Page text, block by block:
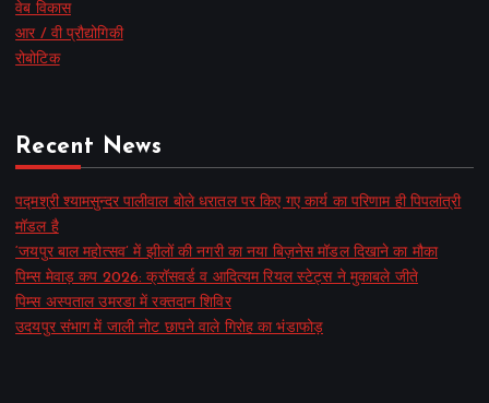
वेब विकास
आर / वी प्रौद्योगिकी
रोबोटिक
Recent News
पद्मश्री श्यामसुन्दर पालीवाल बोले धरातल पर किए गए कार्य का परिणाम ही पिपलांत्री
मॉडल है
‘जयपुर बाल महोत्सव’ में झीलों की नगरी का नया बिज़नेस मॉडल दिखाने का मौका
पिम्स मेवाड़ कप 2026: क्रॉसवर्ड व आदित्यम रियल स्टेट्स ने मुकाबले जीते
पिम्स अस्पताल उमरडा में रक्तदान शिविर
उदयपुर संभाग में जाली नोट छापने वाले गिरोह का भंडाफोड़